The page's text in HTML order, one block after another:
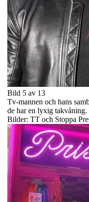
Bild 5 av 13
Tv-mannen och hans
de har en lyxig takvåning.
Bilder: TT och Stoppa